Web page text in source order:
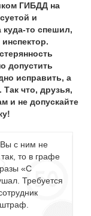
ГИБДД на
и
куда-то спешил,
допустить
исправить, а
Так что, друзья,
и не допускайте
Вы с ним не
то в графе
«С
Требуется